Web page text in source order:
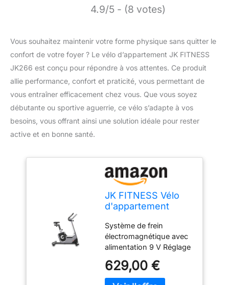
4.9/5 - (8 votes)
Vous souhaitez maintenir votre forme physique sans quitter le
confort de votre foyer ? Le vélo d’appartement JK FITNESS
JK266 est conçu pour répondre à vos attentes. Ce produit
allie performance, confort et praticité, vous permettant de
vous entraîner efficacement chez vous. Que vous soyez
débutante ou sportive aguerrie, ce vélo s’adapte à vos
besoins, vous offrant ainsi une solution idéale pour rester
active et en bonne santé.
JK FITNESS Vélo
d'appartement
Système de frein
électromagnétique avec
alimentation 9 V Réglage
résistance gérée
électroniquement -
629,00 €